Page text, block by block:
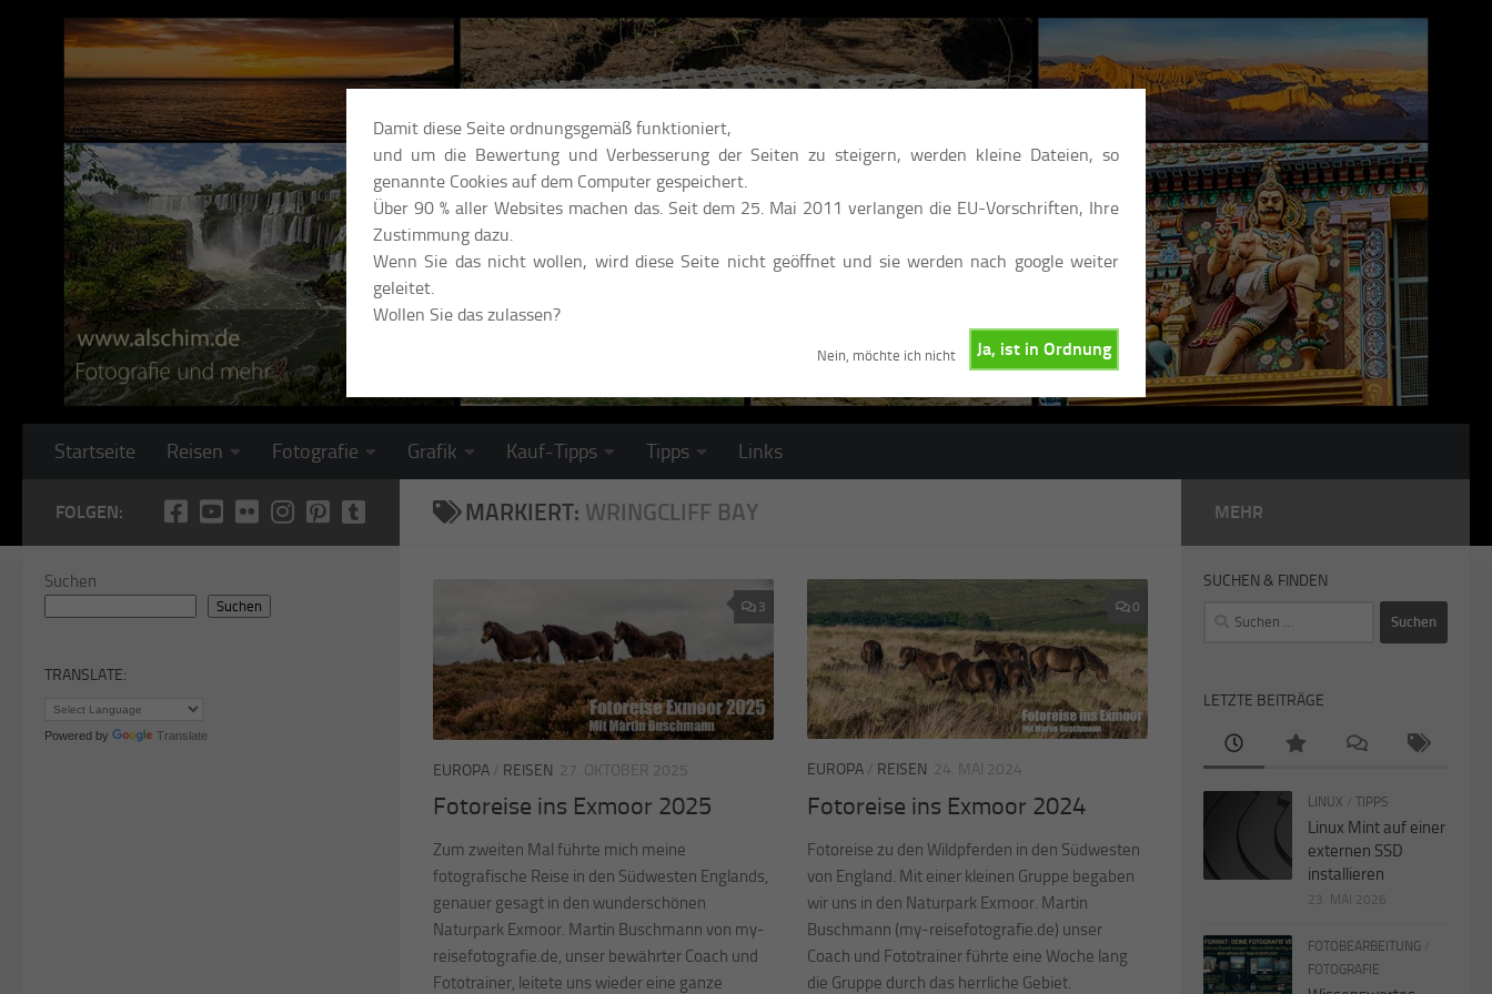
Damit diese Seite ordnungsgemäß funktioniert,
und um die Bewertung und Verbesserung der Seiten zu steigern, werden kleine Dateien, so
genannte Cookies auf dem Computer gespeichert.
Über 90 % aller Websites machen das. Seit dem 25. Mai 2011 verlangen die EU-Vorschriften, Ihre
Zustimmung dazu.
Wenn Sie das nicht wollen, wird diese Seite nicht geöffnet und sie werden nach google weiter
geleitet.
Wollen Sie das zulassen?
Ja, ist in Ordnung
Nein, möchte ich nicht
Unter dem Inhalt
Startseite Reisen Fotografie Grafik Kauf-Tipps Tipps Links
MARKIERT: WRINGCLIFF BAY
3
EUROPA / REISEN 27. OKTOBER 2025
Fotoreise ins Exmoor 2025
Zum zweiten Mal führte mich meine
fotografische Reise in den Südwesten Englands,
genauer gesagt in den wunderschönen
Naturpark Exmoor. Martin Buschmann von my-
reisefotografie.de, unser bewährter Coach und
Fototrainer, leitete uns wieder eine ganze
0
EUROPA / REISEN 24. MAI 2024
Fotoreise ins Exmoor 2024
Fotoreise zu den Wildpferden in den Südwesten
von England. Mit einer kleinen Gruppe begaben
wir uns in den Naturpark Exmoor. Martin
Buschmann (my-reisefotografie.de) unser
Coach und Fototrainer führte eine Woche lang
die Gruppe durch das herrliche Gebiet.
FOLGEN:
Suchen
Suchen
TRANSLATE:
Powered by Translate
MEHR
SUCHEN & FINDEN
Suchen
LETZTE BEITRÄGE
LINUX / TIPPS
Linux Mint auf einer
externen SSD
installieren
23. MAI 2026
FOTOBEARBEITUNG /
FOTOGRAFIE